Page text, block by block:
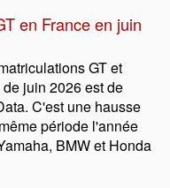
en France en juin
GT et
juin 2026 est de
C'est une hausse
période l'année
BMW et Honda